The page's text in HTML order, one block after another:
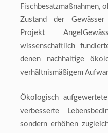
Fischbesatzmaßnahmen,
Zustand der
Projekt
wissenschaftlich
denen nachhaltige
verhältnismäßigem
Ökologisch
verbesserte
sondern erhöhen